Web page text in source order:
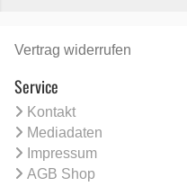
Vertrag widerrufen
Service
Kontakt
Mediadaten
Impressum
AGB Shop